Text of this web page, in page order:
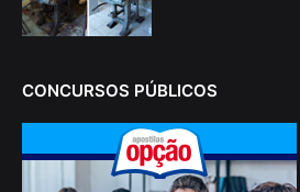
CONCURSOS PÚBLICOS